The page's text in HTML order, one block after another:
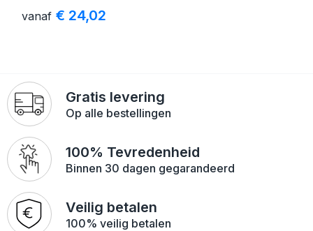
vanaf € 24,02
Gratis levering
Op alle bestellingen
100% Tevredenheid
Binnen 30 dagen gegarandeerd
Veilig betalen
100% veilig betalen